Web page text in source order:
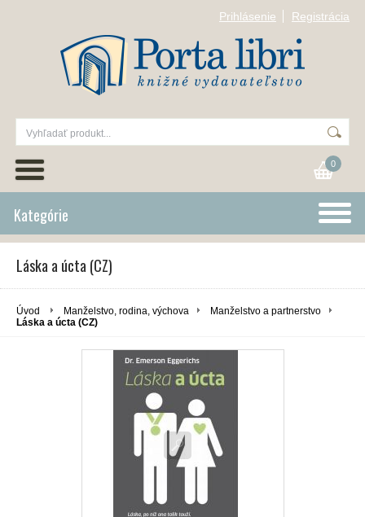
Prihlásenie Registrácia
0
Kategórie
Láska a úcta (CZ)
Úvod Manželstvo, rodina, výchova
Manželstvo a partnerstvo
Láska a úcta (CZ)